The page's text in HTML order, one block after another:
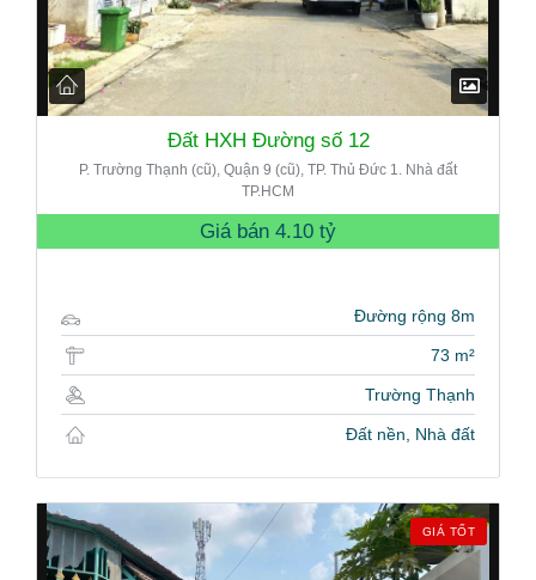
Đất HXH Đường số 12
P. Trường Thạnh (cũ), Quận 9 (cũ), TP. Thủ Đức 1. Nhà đất
TP.HCM
Giá bán 4.10 tỷ
Đường rộng 8m
73 m²
Trường Thạnh
Đất nền, Nhà đất
GIÁ TỐT